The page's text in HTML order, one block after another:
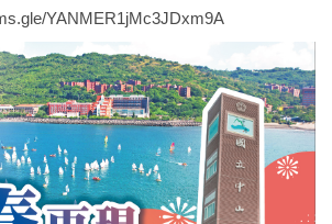
YANMER1jMc3JDxm9A